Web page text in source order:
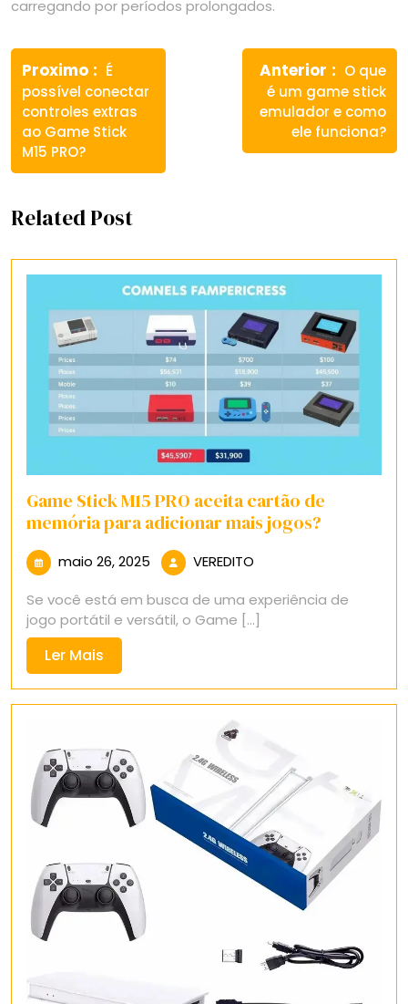
carregando por períodos prolongados.
Navegação
de
Post
Proximo
Previous
post:
É
possível conectar
controles extras
ao Game Stick
M15 PRO?
Anterior
Next
post:
O que
é um game stick
emulador e como
ele funciona?
Related Post
Game Stick M15 PRO aceita cartão de
memória para adicionar mais jogos?
maio 26, 2025 maio
26,
2025
VEREDITO
Se você está em busca de uma experiência de
jogo portátil e versátil, o Game [...]
Ler Mais
Mais